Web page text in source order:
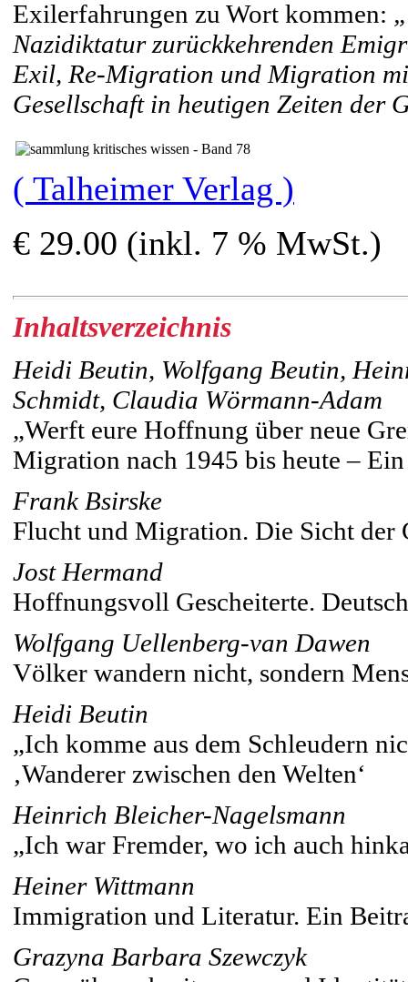
Exilerfahrungen zu Wort kommen:
Nazidiktatur zurückkehrenden
Exil, Re-Migration und Migration
Gesellschaft in heutigen Zeiten der
( Talheimer Verlag )
€ 29.00 (inkl. 7 % MwSt.)
Inhaltsverzeichnis
Heidi Beutin, Wolfgang Beutin,
Schmidt, Claudia Wörmann-Adam
„Werft eure Hoffnung über neue
Migration nach 1945 bis heute –
Frank Bsirske
Flucht und Migration. Die Sicht der
Jost Hermand
Hoffnungsvoll Gescheiterte.
Wolfgang Uellenberg-van Dawen
Völker wandern nicht, sondern
Heidi Beutin
„Ich komme aus dem Schleudern
‚Wanderer zwischen den Welten‘
Heinrich Bleicher-Nagelsmann
„Ich war Fremder, wo ich auch
Heiner Wittmann
Immigration und Literatur. Ein
Grazyna Barbara Szewczyk